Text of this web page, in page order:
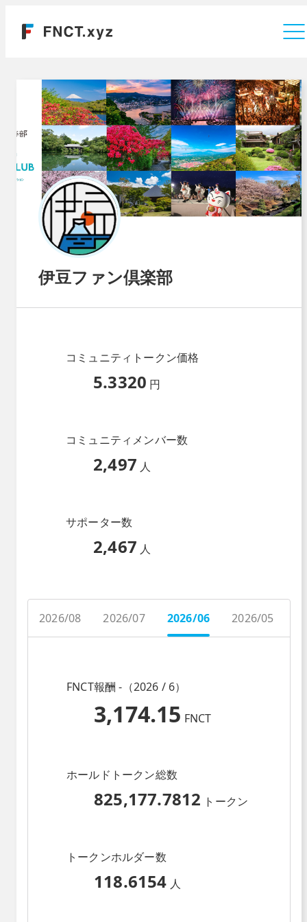
伊豆ファン倶楽部
コミュニティトークン価格
5.3320 円
コミュニティメンバー数
2,497 人
サポーター数
2,467 人
2026/08 2026/07 2026/06 2026/05
FNCT報酬 -（2026 / 6）
3,174.15 FNCT
ホールドトークン総数
825,177.7812 トークン
トークンホルダー数
118.6154 人